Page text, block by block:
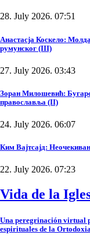
28. July 2026. 07:51
Анастасја Коскело:
румунског (III)
27. July 2026. 03:43
Зоран Милошевић:
православља (II)
24. July 2026. 06:07
Ким Вајтсајд:
22. July 2026. 07:23
Vida de la
Una peregrinación virtual
espirituales de la Ortodoxia